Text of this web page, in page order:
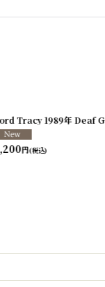
[241216-11]
円(税込)